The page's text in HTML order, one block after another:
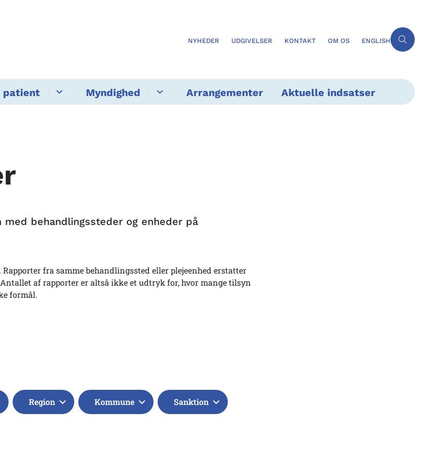
NYHEDER UDGIVELSER KONTAKT OM OS ENGLISH
patient Myndighed Arrangementer Aktuelle indsatser
behandlingssteder og enheder på
fra samme behandlingssted eller plejeenhed erstatter
af rapporter er altså ikke et udtryk for, hvor mange tilsyn
formål.
Region Kommune Sanktion